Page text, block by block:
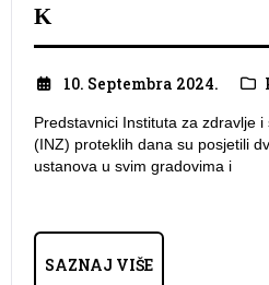
K
10. Septembra 2024.
Predstavnici Instituta za zdravlje
(INZ) proteklih dana su posjetili
ustanova u svim gradovima i
SAZNAJ VIŠE